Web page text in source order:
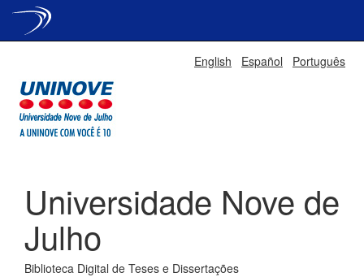
English Español Português
Universidade Nove de
Julho
Biblioteca Digital de Teses e Dissertações